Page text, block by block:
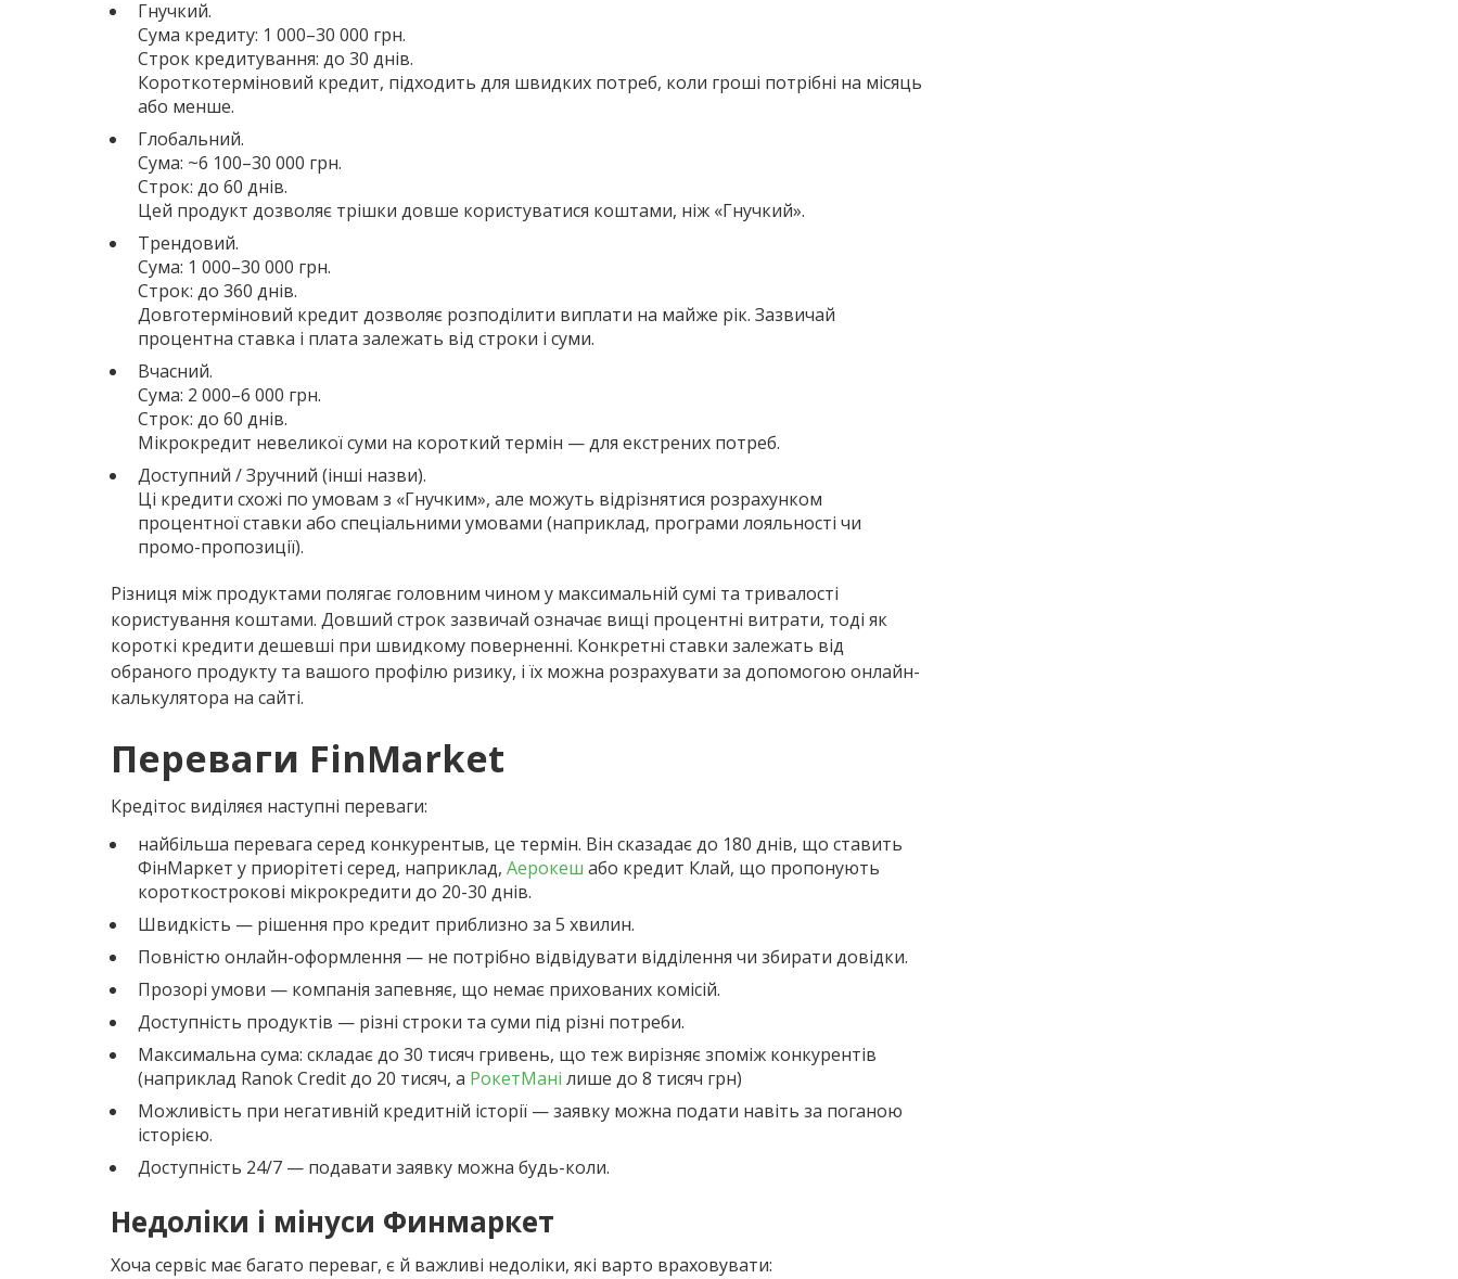
Гнучкий.
Сума кредиту: 1 000–30 000 грн.
Строк кредитування: до 30 днів.
Короткотерміновий кредит, підходить для швидких потреб, коли гроші потрібні на місяць
або менше.
Глобальний.
Сума: ~6 100–30 000 грн.
Строк: до 60 днів.
Цей продукт дозволяє трішки довше користуватися коштами, ніж «Гнучкий».
Трендовий.
Сума: 1 000–30 000 грн.
Строк: до 360 днів.
Довготерміновий кредит дозволяє розподілити виплати на майже рік. Зазвичай
процентна ставка і плата залежать від строки і суми.
Вчасний.
Сума: 2 000–6 000 грн.
Строк: до 60 днів.
Мікрокредит невеликої суми на короткий термін — для екстрених потреб.
Доступний / Зручний (інші назви).
Ці кредити схожі по умовам з «Гнучким», але можуть відрізнятися розрахунком
процентної ставки або спеціальними умовами (наприклад, програми лояльності чи
промо-пропозиції).
Різниця між продуктами полягає головним чином у максимальній сумі та тривалості
користування коштами. Довший строк зазвичай означає вищі процентні витрати, тоді як
короткі кредити дешевші при швидкому поверненні. Конкретні ставки залежать від
обраного продукту та вашого профілю ризику, і їх можна розрахувати за допомогою онлайн-
калькулятора на сайті.
Переваги FinMarket
Кредітос виділяєя наступні переваги:
найбільша перевага серед конкурентыв, це термін. Він сказадає до 180 днів, що ставить
ФінМаркет у приорітеті серед, наприклад, Аерокеш або кредит Клай, що пропонують
короткострокові мікрокредити до 20-30 днів.
Швидкість — рішення про кредит приблизно за 5 хвилин.
Повністю онлайн-оформлення — не потрібно відвідувати відділення чи збирати довідки.
Прозорі умови — компанія запевняє, що немає прихованих комісій.
Доступність продуктів — різні строки та суми під різні потреби.
Максимальна сума: складає до 30 тисяч гривень, що теж вирізняє зпоміж конкурентів
(наприклад Ranok Credit до 20 тисяч, а РокетМані лише до 8 тисяч грн)
Можливість при негативній кредитній історії — заявку можна подати навіть за поганою
історією.
Доступність 24/7 — подавати заявку можна будь-коли.
Недоліки і мінуси Финмаркет
Хоча сервіс має багато переваг, є й важливі недоліки, які варто враховувати: